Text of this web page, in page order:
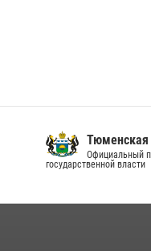
Тюменская
Официальный
государственной власти